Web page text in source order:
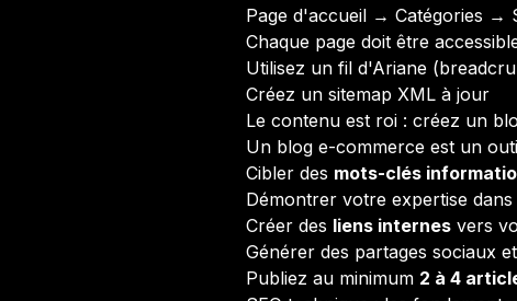
Page d'accueil → Catégories →
Chaque page doit être
Utilisez un fil d'Ariane
Créez un sitemap XML à jour
Le contenu est roi : créez un
Un blog e-commerce est un
Cibler des mots-clés
Démontrer votre expertise
Créer des liens internes vers
Générer des partages sociaux
Publiez au minimum 2 à 4